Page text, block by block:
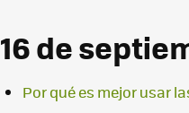
16 de
Por qué es mejor usar